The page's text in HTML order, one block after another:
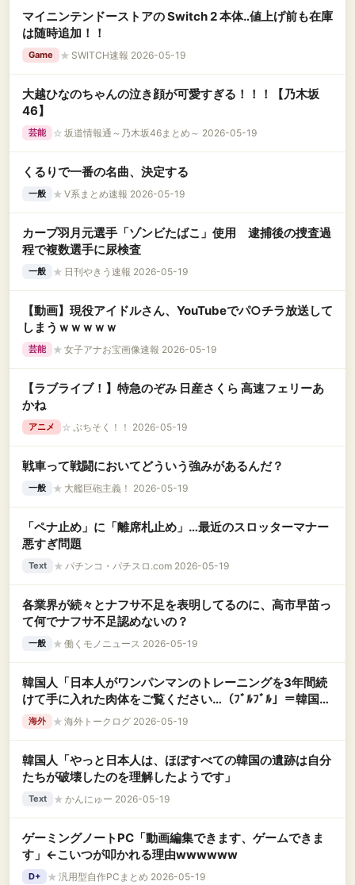
マイニンテンドーストアの Switch 2 本体‥値上げ前も在庫
は随時追加！！
Game ★ SWITCH速報 2026-05-19
大越ひなのちゃんの泣き顔が可愛すぎる！！！【乃木坂
46】
芸能 ☆ 坂道情報通～乃木坂46まとめ～ 2026-05-19
くるりで一番の名曲、決定する
一般 ★ V系まとめ速報 2026-05-19
カープ羽月元選手「ゾンビたばこ」使用 逮捕後の捜査過
程で複数選手に尿検査
一般 ★ 日刊やきう速報 2026-05-19
【動画】現役アイドルさん、YouTubeでパ○チラ放送して
しまうｗｗｗｗｗ
芸能 ★ 女子アナお宝画像速報 2026-05-19
【ラブライブ！】特急のぞみ 日産さくら 高速フェリーあ
かね
アニメ ☆ ぷちそく！！ 2026-05-19
戦車って戦闘においてどういう強みがあるんだ？
一般 ★ 大艦巨砲主義！ 2026-05-19
「ペナ止め」に「離席札止め」…最近のスロッターマナー
悪すぎ問題
Text ★ パチンコ・パチスロ.com 2026-05-19
各業界が続々とナフサ不足を表明してるのに、高市早苗っ
て何でナフサ不足認めないの？
一般 ★ 働くモノニュース 2026-05-19
韓国人「日本人がワンパンマンのトレーニングを3年間続
けて手に入れた肉体をご覧ください…（ﾌﾞﾙﾌﾞﾙ」＝韓国の
反応
海外 ★ 海外トークログ 2026-05-19
韓国人「やっと日本人は、ほぼすべての韓国の遺跡は自分
たちが破壊したのを理解したようです」
Text ★ かんにゅー 2026-05-19
ゲーミングノートPC「動画編集できます、ゲームできま
す」←こいつが叩かれる理由wwwwww
D+ ★ 汎用型自作PCまとめ 2026-05-19